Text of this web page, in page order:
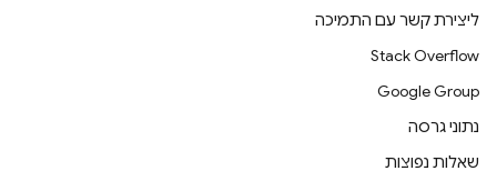
ליצירת קשר עם התמיכה
Stack Overflow
Google Group
נתוני גרסה
שאלות נפוצות